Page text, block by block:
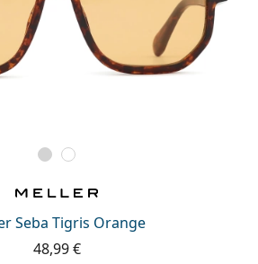
Seba Tigris Orange
48,99 €